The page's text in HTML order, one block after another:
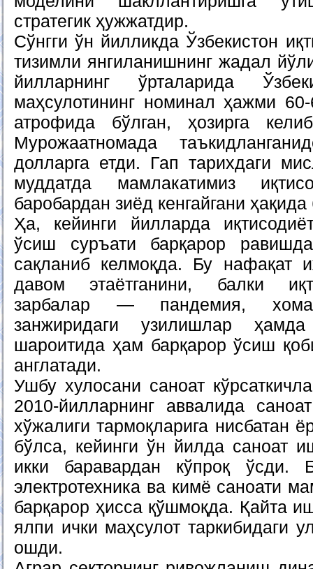
стратегик ҳужжатдир.
Сўнгги ўн йилликда Ўзбекистон
тизимли янгиланишнинг жадал
йилларнинг ўрталарида
маҳсулотининг номинал ҳажми
атрофида бўлган, ҳозирга
Мурожаатномада
долларга етди. Гап тарихдаги
муддатда мамлакатимиз
баробардан зиёд кенгайгани
Ҳа, кейинги йилларда
ўсиш суръати барқарор
сақланиб келмоқда. Бу нафақат
давом этаётганини, балки
зарбалар — пандемия,
занжиридаги узилишлар
шароитида ҳам барқарор ўсиш
англатади.
Ушбу хулосани саноат
2010-йилларнинг аввалида
хўжалиги тармоқларига нисбатан
бўлса, кейинги ўн йилда саноат
икки баравардан кўпроқ ўсди.
электротехника ва кимё саноати
барқарор ҳисса қўшмоқда. Қайта
ялпи ички маҳсулот таркибидаги
ошди.